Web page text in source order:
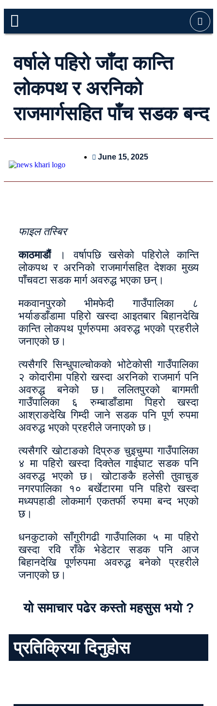
वर्षाले पहिरो जाँदा कान्ति
लोकपथ र अरनिको
राजमार्गसहित पाँच सडक बन्द
June 15, 2025
फाइल तस्बिर
काठमाडौं
। वर्षापछि खसेको पहिरोले कान्ति
लोकपथ र अरनिको राजमार्गसहित देशका मुख्य
पाँचवटा सडक मार्ग अवरुद्ध भएका छन्।
मकवानपुरको भीमफेदी गाउँपालिका ८
भर्याङडाँडामा पहिरो खस्दा आइतबार बिहानदेखि
कान्ति लोकपथ पूर्णरुपमा अवरुद्ध भएको प्रहरीले
जनाएको छ।
त्यसैगरि सिन्धुपाल्चोकको भोटेकोसी गाउँपालिका
२ कोदारीमा पहिरो खस्दा अरनिको राजमार्ग पनि
अवरुद्ध बनेको छ। ललितपुरको बागमती
गाउँपालिका ६ रुम्बाडाँडामा पिहरो खस्दा
आश्राङदेखि गिम्दी जाने सडक पनि पूर्ण रुपमा
अवरुद्ध भएको प्रहरीले जनाएको छ।
त्यसैगरि खोटाङको दिप्रुङ चुइचुम्पा गाउँपालिका
४ मा पहिरो खस्दा दिक्तेल गाईघाट सडक पनि
अवरुद्ध भएको छ। खोटाङकै हलेसी तुवाचुङ
नगरपालिका १० बर्खेटारमा पनि पहिरो खस्दा
मध्यपहाडी लोकमार्ग एकतर्फी रुपमा बन्द भएको
छ।
धनकुटाको साँगुरीगढी गाउँपालिका ५ मा पहिरो
खस्दा रवि राँके भेडेटार सडक पनि आज
बिहानदेखि पूर्णरुपमा अवरुद्ध बनेको प्रहरीले
जनाएको छ।
यो समाचार पढेर कस्तो महसुस भयो ?
प्रतिक्रिया दिनुहोस